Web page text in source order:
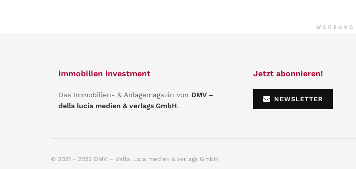
WERBUNG
immobilien investment
Das Immobilien- & Anlagemagazin von DMV –
della lucia medien & verlags GmbH.
Jetzt abonnieren!
NEWSLETTER
© 2021 - 2022 DMV – della lucia medien & verlags GmbH